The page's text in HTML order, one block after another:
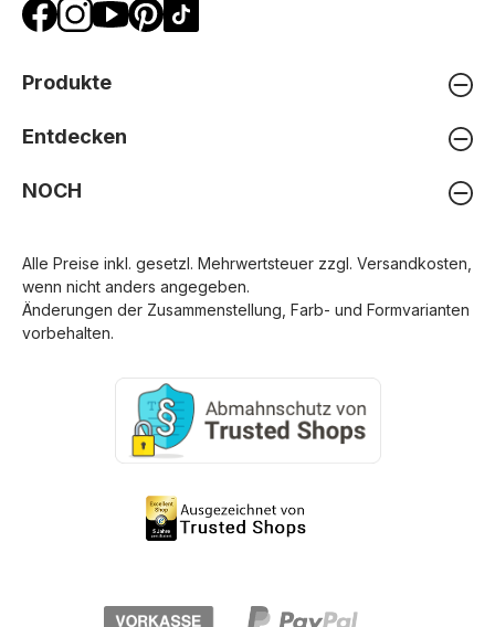
Produkte
Entdecken
NOCH
Alle Preise inkl. gesetzl. Mehrwertsteuer zzgl. Versandkosten
wenn nicht anders angegeben.
Änderungen der Zusammenstellung, Farb- und Formvarianten
vorbehalten.